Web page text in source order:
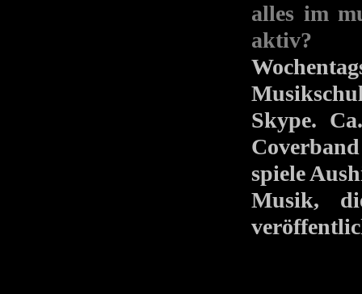
alles im
aktiv?
Skype.
spiele
Musik,